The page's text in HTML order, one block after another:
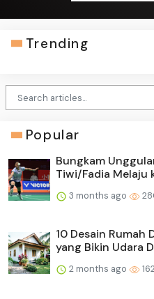
Trending
Popular
Bungkam
Tiwi/Fadia Melaju
3 months ago
10 Desain Rumah
yang Bikin Udara
2 months ago